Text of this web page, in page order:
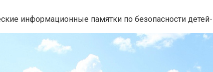
информационные памятки по безопасности